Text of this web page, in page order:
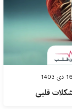
16 دی 1403
قلبی